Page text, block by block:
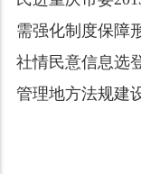
需强化制度保障
社情民意信息选
管理地方法规建